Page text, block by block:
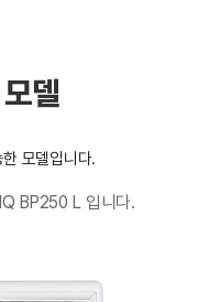
델
모델입니다.
BP250 L 입니다.